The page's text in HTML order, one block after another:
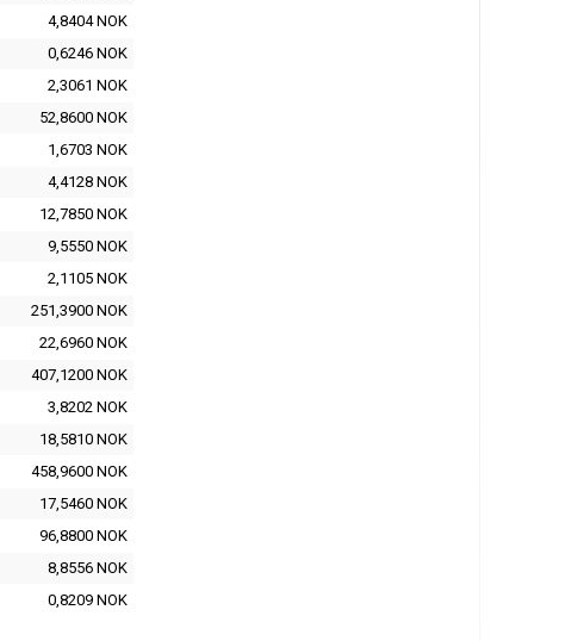
4,8404 NOK
0,6246 NOK
2,3061 NOK
52,8600 NOK
1,6703 NOK
4,4128 NOK
12,7850 NOK
9,5550 NOK
2,1105 NOK
251,3900 NOK
22,6960 NOK
407,1200 NOK
3,8202 NOK
18,5810 NOK
458,9600 NOK
17,5460 NOK
96,8800 NOK
8,8556 NOK
0,8209 NOK